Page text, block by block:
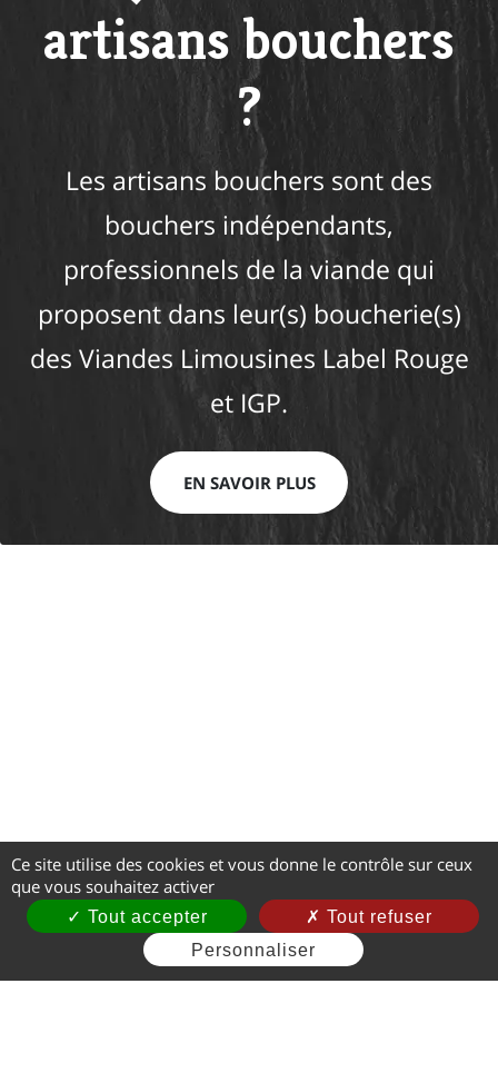
artisans bouchers
?
Les artisans bouchers sont des
bouchers indépendants,
professionnels de la viande qui
proposent dans leur(s) boucherie(s)
des Viandes Limousines Label Rouge
et IGP.
EN SAVOIR PLUS
Ce site utilise des cookies et vous donne le contrôle sur ceux
que vous souhaitez activer
Tout accepter
Tout refuser
Personnaliser